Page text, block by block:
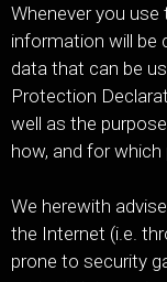
Whenever you
information will be
data that can be
Protection
well as the
how, and for
We herewith
the Internet (i.e.
prone to security